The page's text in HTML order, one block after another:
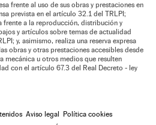
frente al uso de sus obras y prestaciones en
prevista en el artículo 32.1 del TRLPI;
frente a la reproducción, distribución y
y artículos sobre temas de actualidad
y, asimismo, realiza una reserva expresa
obras y otras prestaciones accesibles desde
mecánica u otros medios que resulten
con el artículo 67.3 del Real Decreto - ley
Aviso legal
Política cookies